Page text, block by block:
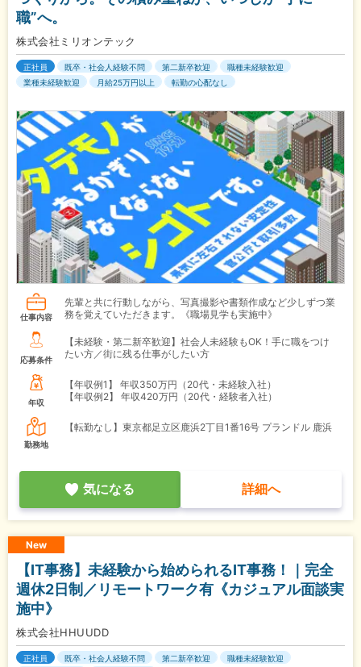
職”へ。
株式会社ミリオンテック
正社員 既卒・社会人経験不問 第二新卒歓迎
職種未経験歓迎
業種未経験歓迎
月給25万円以上 転勤の心配なし
仕事内容
先輩と共に行動しながら、写真撮影や書類作成など少しずつ業
務を覚えていただきます。《職場見学も実施中》
応募条件
【未経験・第二新卒歓迎】社会人未経験もOK！手に職をつけ
たい方／街に残る仕事がしたい方
年収
【年収例1】
年収350万円（20代・未経験入社）
【年収例2】
年収420万円（20代・経験者入社）
勤務地
【転勤なし】東京都足立区鹿浜2丁目1番16号 プランドル 鹿浜
気になる 詳細へ
New
【IT事務】未経験から始められるIT事務！｜完全
週休2日制／リモートワーク有《カジュアル面談実
施中》
株式会社HHUUDD
正社員 既卒・社会人経験不問 第二新卒歓迎
職種未経験歓迎